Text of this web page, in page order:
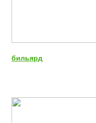
бильярд